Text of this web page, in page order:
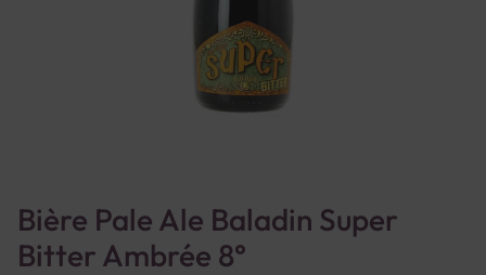
Bière Pale Ale Baladin Super
Bitter Ambrée 8°